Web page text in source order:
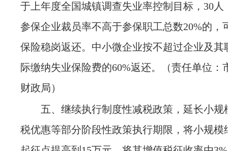
于上年度全国城镇调查失业率控制目标，30人
参保企业裁员率不高于参保职工总数20%的，
保险稳岗返还。中小微企业按不超过企业及其
际缴纳失业保险费的60%返还。
（责任单位
财政局）
五、继续执行制度性减税政策，延长小规
税优惠等部分阶段性政策执行期限，将小规模